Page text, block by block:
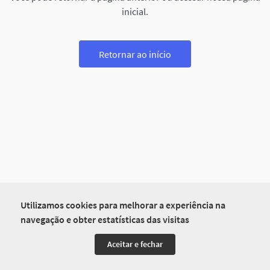
Utilizamos cookies para melhorar a experiência na
navegação e obter estatísticas das visitas
Aceitar e fechar
inicial.
Retornar ao início